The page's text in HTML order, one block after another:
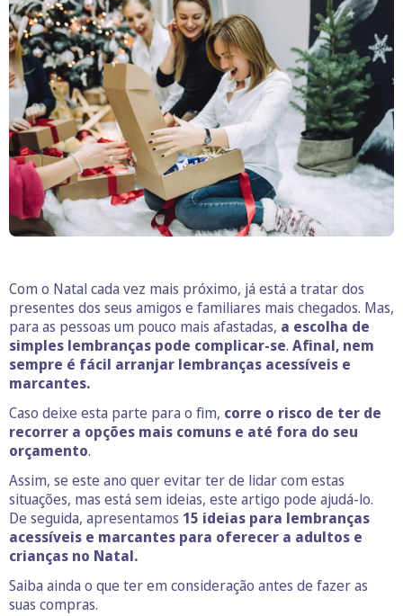
Com o Natal cada vez mais próximo, já está a tratar dos
presentes dos seus amigos e familiares mais chegados. Mas,
para as pessoas um pouco mais afastadas, a escolha de
simples lembranças pode complicar-se. Afinal, nem
sempre é fácil arranjar lembranças acessíveis e
marcantes.
Caso deixe esta parte para o fim, corre o risco de ter de
recorrer a opções mais comuns e até fora do seu
orçamento.
Assim, se este ano quer evitar ter de lidar com estas
situações, mas está sem ideias, este artigo pode ajudá-lo.
De seguida, apresentamos 15 ideias para lembranças
acessíveis e marcantes para oferecer a adultos e
crianças no Natal.
Saiba ainda o que ter em consideração antes de fazer as
suas compras.